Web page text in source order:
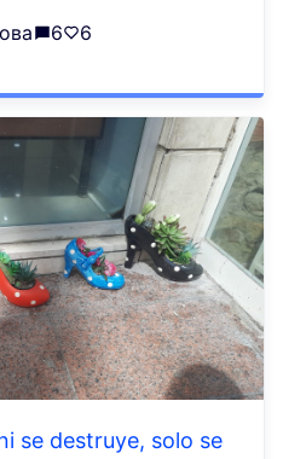
6 6
se destruye, solo se